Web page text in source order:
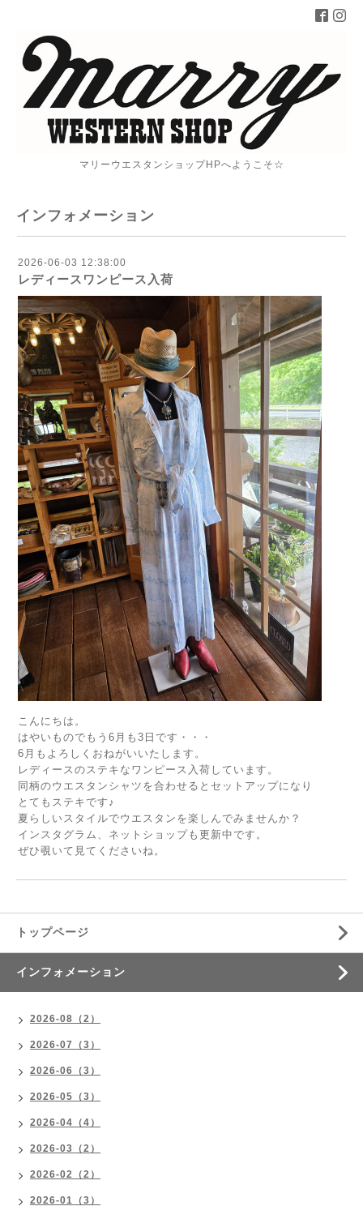
マリーウエスタンショップHPへようこそ☆
インフォメーション
2026-06-03 12:38:00
レディースワンピース入荷
こんにちは。
はやいものでもう6月も3日です・・・
6月もよろしくおねがいいたします。
レディースのステキなワンピース入荷しています。
同柄のウエスタンシャツを合わせるとセットアップになり
とてもステキです♪
夏らしいスタイルでウエスタンを楽しんでみませんか？
インスタグラム、ネットショップも更新中です。
ぜひ覗いて見てくださいね。
トップページ
インフォメーション
2026-08（2）
2026-07（3）
2026-06（3）
2026-05（3）
2026-04（4）
2026-03（2）
2026-02（2）
2026-01（3）